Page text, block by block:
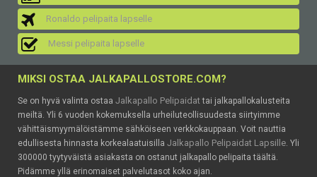
Ronaldo pelipaita lapselle
Messi pelipaita lapselle
MIKSI OSTAA JALKAPALLOSTORE.COM?
Se on hyvä valinta ostaa Jalkapallo Pelipaidattai jalkapallokalusteita
meiltä. Yli 6 vuoden kokemuksella urheiluteollisuudesta siirtyimme
vähittäismyymälöistämme sähköiseen verkkokauppaan. Voit nauttia
edullisesta hinnasta korkealaatuisilla Jalkapallo Pelipaidat Lapsille. Yli
300000 tyytyväistä asiakasta on ostanut jalkapallo pelipaita täältä.
Pidämme yllä erinomaiset palvelutasot koko ajan.